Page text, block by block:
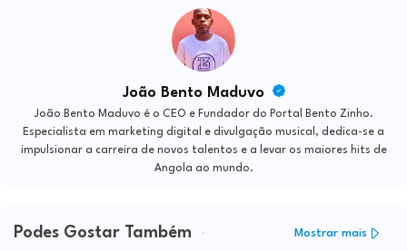
João Bento Maduvo
João Bento Maduvo é o CEO e Fundador do Portal Bento Zinho.
Especialista em marketing digital e divulgação musical, dedica-se a
impulsionar a carreira de novos talentos e a levar os maiores hits de
Angola ao mundo.
Podes Gostar Também Mostrar mais